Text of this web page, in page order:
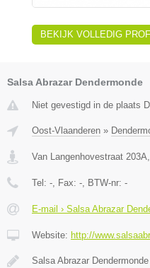
BEKIJK VOLLEDIG
Salsa Abrazar Dendermonde
Niet gevestigd in de plaats
Oost-Vlaanderen »
Van Langenhovestraat 203A,
Tel: -, Fax: -, BTW-nr: -
E-mail › Salsa Abrazar
Website: http://
Salsa Abrazar